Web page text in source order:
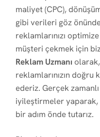
maliyet (CPC),
gibi verileri göz
reklamlarınızı
müşteri çekmek için
Reklam Uzmanı
reklamlarınızın doğru
ederiz. Gerçek
iyileştirmeler yaparak,
bir adım önde tutarız.